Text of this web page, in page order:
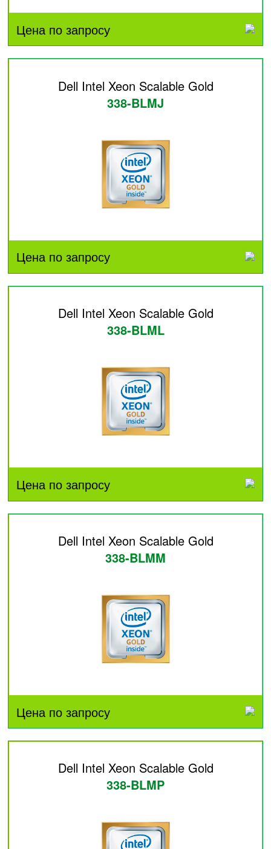
Цена по запросу
Dell Intel Xeon Scalable Gold
338-BLMJ
Цена по запросу
Dell Intel Xeon Scalable Gold
338-BLML
Цена по запросу
Dell Intel Xeon Scalable Gold
338-BLMM
Цена по запросу
Dell Intel Xeon Scalable Gold
338-BLMP